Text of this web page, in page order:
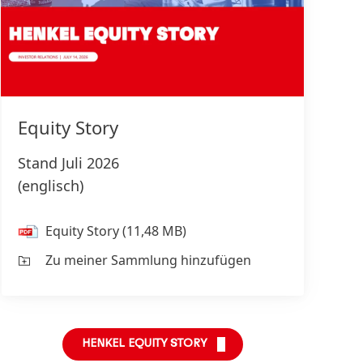
Equity Story
Stand Juli 2026
(englisch)
Equity Story(11,48 MB)
Zu meiner Sammlung hinzufügen
HENKEL EQUITY STORY